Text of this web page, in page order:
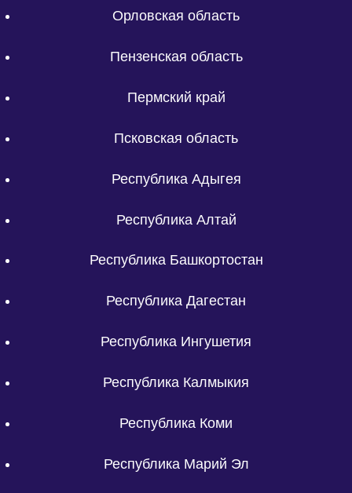
Орловская область
Пензенская область
Пермский край
Псковская область
Республика Адыгея
Республика Алтай
Республика Башкортостан
Республика Дагестан
Республика Ингушетия
Республика Калмыкия
Республика Коми
Республика Марий Эл